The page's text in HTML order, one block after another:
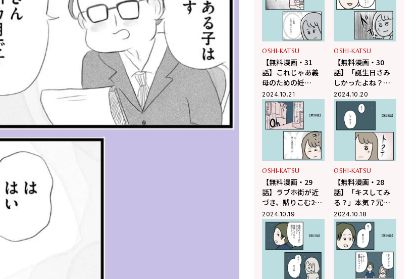
OSHI-KATSU
【無料漫画・31
話】これじゃあ義
母のための妊
活……。夫に抱か
れるのに義母が頭
から離れない『夫
がいても誰かを好
きになっていいで
すか？アヤの選
2024.10.21
OSHI-KATSU
【無料漫画・30
話】「誕生日さみ
しかったよね？」
夫の言葉にドキッ
『夫がいても誰か
を好きになってい
いですか？アヤの
選択』
2024.10.20
OSHI-KATSU
【無料漫画・29
話】ラブホ街が近
づき、黙りこむ2
人。沈黙を破る義
弟の言葉をつい深
読みしてしまうア
ヤは『夫がいても
誰かを好きになっ
ていいですか？ア
ヤの選択』
2024.10.19
OSHI-KATSU
【無料漫画・28
話】「キスしてみ
る？」本気？冗
談？夜景を前にふ
ざける義弟『夫が
いても誰かを好き
になっていいです
か？アヤの選択』
2024.10.18